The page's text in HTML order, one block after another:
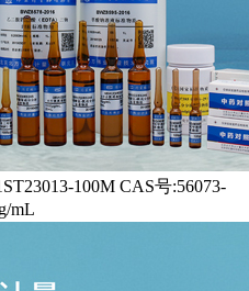
100M CAS号:56073-
mL